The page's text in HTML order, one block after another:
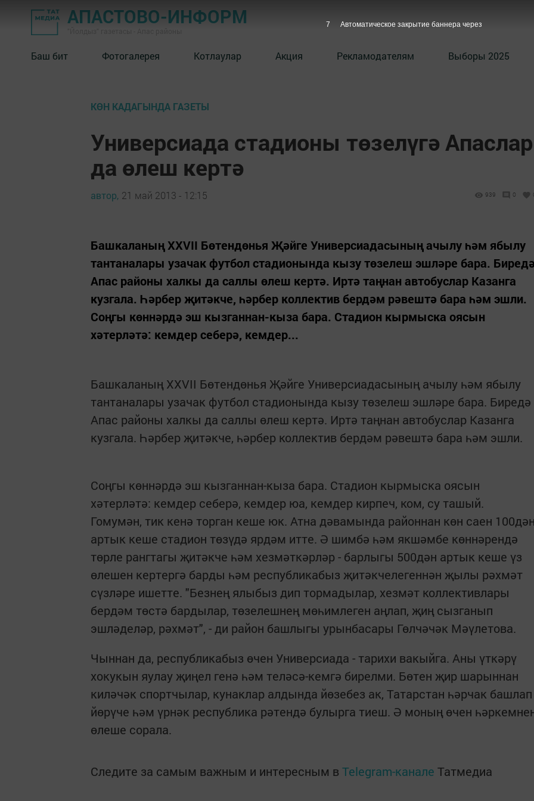
АПАСТОВО-ИНФОРМ
Баш бит Фотогалерея Котлаулар Акция Рекламодателям Выборы 2025
КӨН КАДАГЫНДА ГАЗЕТЫ
Универсиада стадионы төзелүгә Апаслар
да өлеш кертә
автор, 21 май 2013 - 12:15 939 0
Башкаланың ХХVII Бөтендөнья Җәйге Универсиадасының ачылу һәм ябылу
тантаналары узачак футбол стадионында кызу төзелеш эшләре бара.
Апас районы халкы да саллы өлеш кертә. Иртә таңнан автобуслар Казанга
кузгала. Һәрбер җитәкче, һәрбер коллектив бердәм рәвештә бара һәм эшли.
Соңгы көннәрдә эш кызганнан-кыза бара. Стадион кырмыска оясын
хәтерләтә: кемдер себерә, кемдер...
Башкаланың ХХVII Бөтендөнья Җәйге Универсиадасының ачылу һәм ябылу
тантаналары узачак футбол стадионында кызу төзелеш эшләре бара. Биредә
Апас районы халкы да саллы өлеш кертә. Иртә таңнан автобуслар Казанга
кузгала. Һәрбер җитәкче, һәрбер коллектив бердәм рәвештә бара һәм эшли.
Соңгы көннәрдә эш кызганнан-кыза бара. Стадион кырмыска оясын
хәтерләтә: кемдер себерә, кемдер юа, кемдер кирпеч, ком, су ташый.
Гомумән, тик кенә торган кеше юк. Атна дәвамында районнан көн саен
артык кеше стадион төзүдә ярдәм итте. Ә шимбә һәм якшәмбе көннәрендә
төрле рангтагы җитәкче һәм хезмәткәрләр - барлыгы 500дән артык кеше үз
өлешен кертергә барды һәм республикабыз җитәкчелегеннән җылы рәхмәт
сүзләре ишетте. "Безнең ялыбыз дип тормадылар, хезмәт коллективлары
бердәм төстә бардылар, төзелешнең мөһимлеген аңлап, җиң сызганып
эшләделәр, рәхмәт", - ди район башлыгы урынбасары Гөлчәчәк Мәүлетова.
Чыннан да, республикабыз өчен Универсиада - тарихи вакыйга. Аны үткәрү
хокукын яулау җиңел генә һәм теләсә-кемгә бирелми. Бөтен җир шарыннан
киләчәк спортчылар, кунаклар алдында йөзебез ак, Татарстан һәрчак башлап
йөрүче һәм үрнәк республика рәтендә булырга тиеш. Ә моның өчен
өлеше сорала.
Следите за самым важным и интересным в Telegram-канале Татмедиа
6 Автоматическое закрытие баннера через